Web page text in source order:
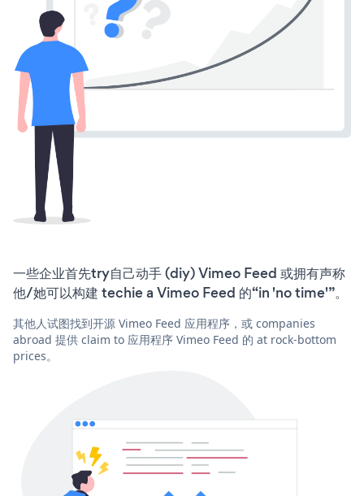
一些企业首先try自己动手 (diy) Vimeo Feed 或拥有声称
他/她可以构建 techie a Vimeo Feed 的“in 'no time'”。
其他人试图找到开源 Vimeo Feed 应用程序，或 companies
abroad 提供 claim to 应用程序 Vimeo Feed 的 at rock-bottom
prices。